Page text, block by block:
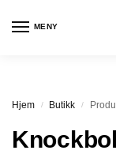
MENY
Hjem / Butikk /